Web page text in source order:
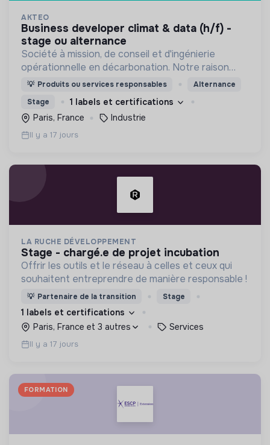
AKTEO
business developer climat & data (h/f) -
stage ou alternance
Société à mission, de conseil et d'ingénierie
opérationnelle en décarbonation. Notre raison
d'être : contribuer à la neutralité carbone par le
💡 Produits ou services responsables
Alternance
Stage
1 labels et certifications
Paris, France
Industrie
Il y a 17 jours
LA RUCHE DÉVELOPPEMENT
stage - chargé.e de projet incubation
Offrir les outils et le réseau à celles et ceux qui
souhaitent entreprendre de manière responsable !
💡 Partenaire de la transition Stage
1 labels et certifications
Paris, France et 3 autres
Services
Il y a 17 jours
FORMATION